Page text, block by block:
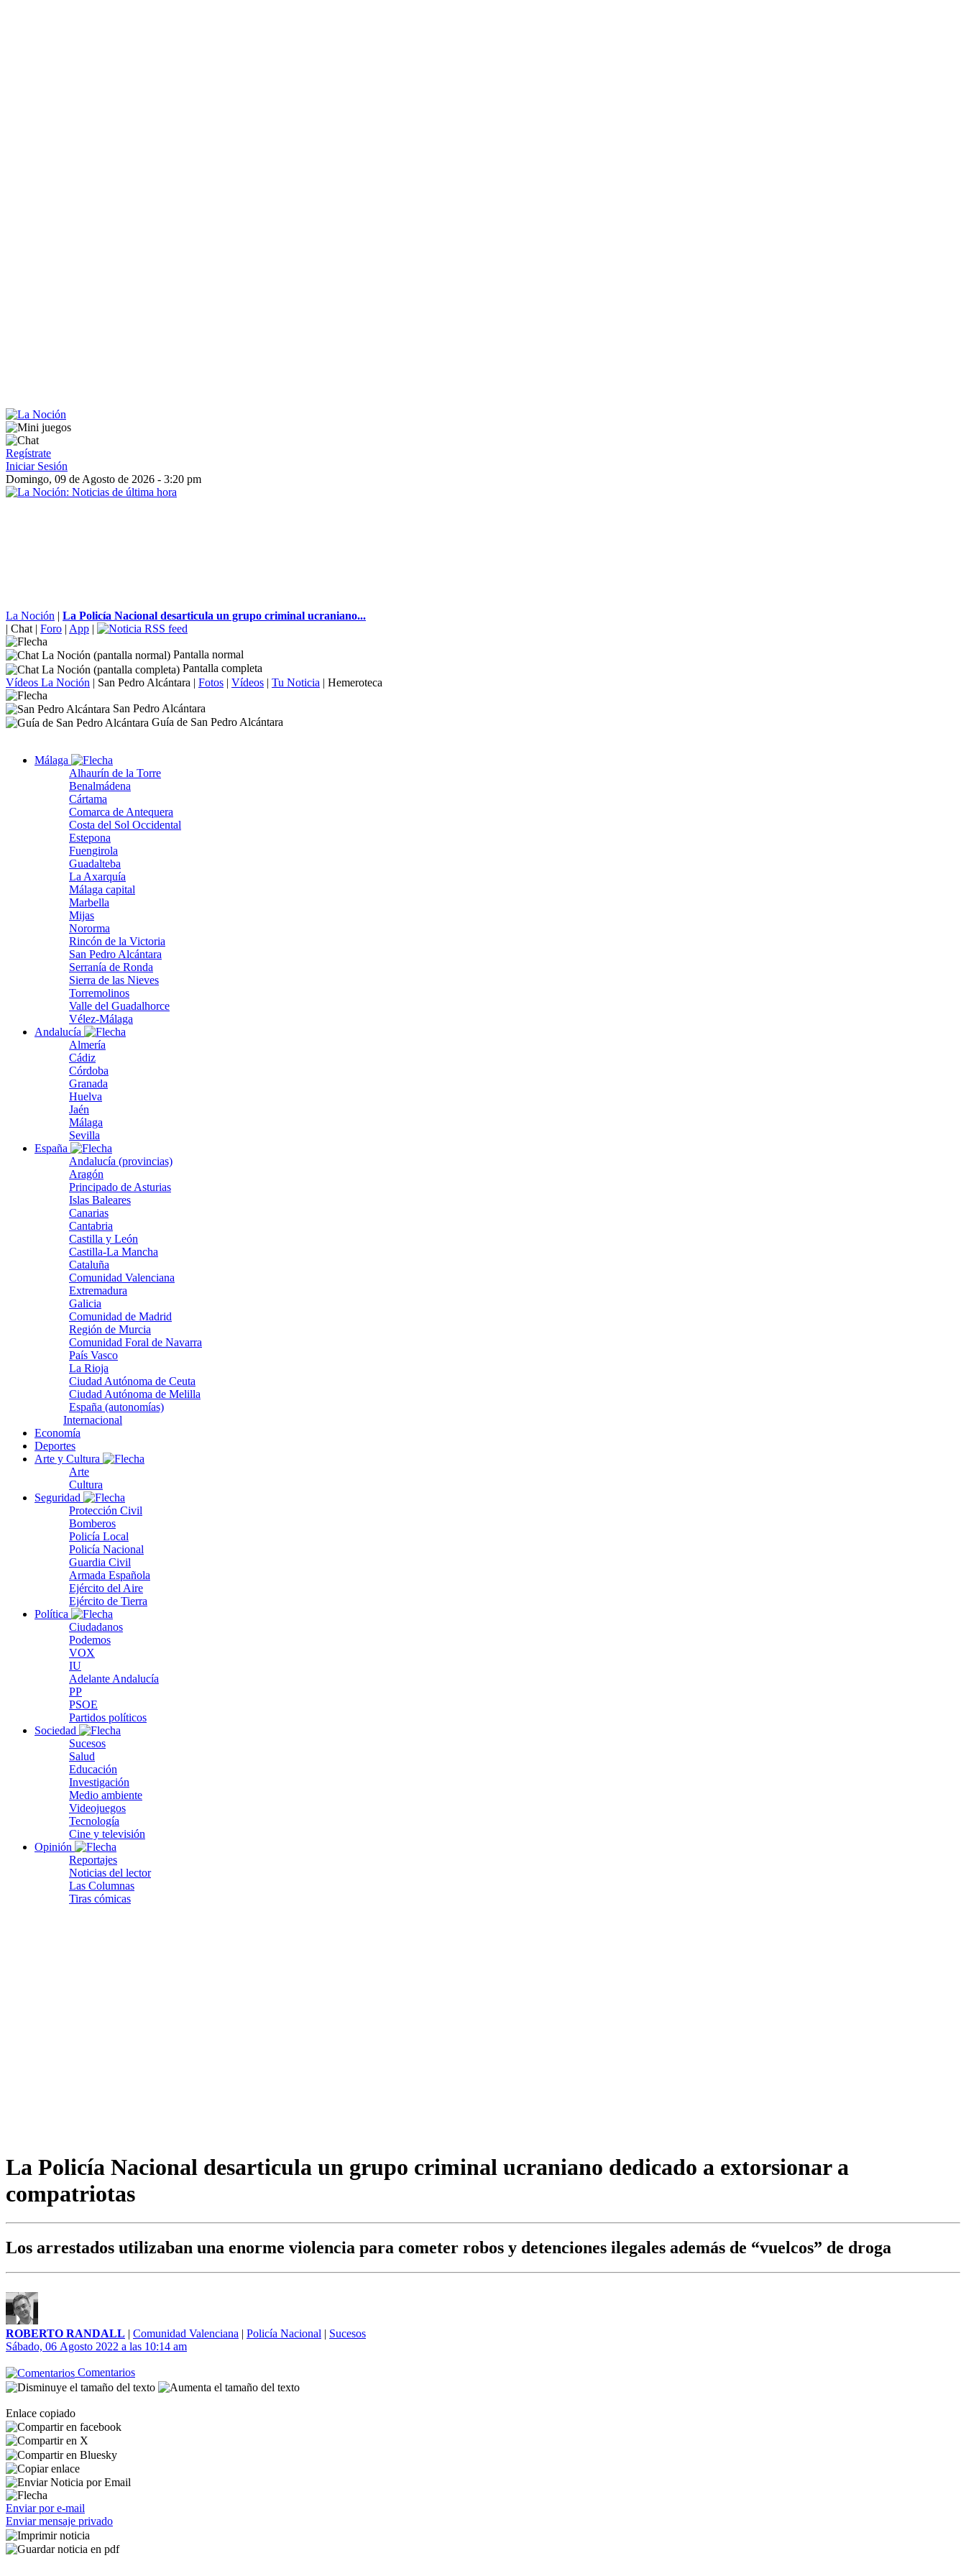
Regístrate
Iniciar Sesión
Domingo, 09 de Agosto de 2026 - 3:20 pm
La Noción | La Policía Nacional desarticula un grupo criminal ucraniano...
| Chat | Foro | App |
Pantalla normal
Pantalla completa
Vídeos La Noción | San Pedro Alcántara | Fotos | Vídeos | Tu Noticia | Hemeroteca
San Pedro Alcántara
Guía de San Pedro Alcántara
Málaga
Alhaurín de la Torre
Benalmádena
Cártama
Comarca de Antequera
Costa del Sol Occidental
Estepona
Fuengirola
Guadalteba
La Axarquía
Málaga capital
Marbella
Mijas
Nororma
Rincón de la Victoria
San Pedro Alcántara
Serranía de Ronda
Sierra de las Nieves
Torremolinos
Valle del Guadalhorce
Vélez-Málaga
Andalucía
Almería
Cádiz
Córdoba
Granada
Huelva
Jaén
Málaga
Sevilla
España
Andalucía (provincias)
Aragón
Principado de Asturias
Islas Baleares
Canarias
Cantabria
Castilla y León
Castilla-La Mancha
Cataluña
Comunidad Valenciana
Extremadura
Galicia
Comunidad de Madrid
Región de Murcia
Comunidad Foral de Navarra
País Vasco
La Rioja
Ciudad Autónoma de Ceuta
Ciudad Autónoma de Melilla
España (autonomías)
Internacional
Economía
Deportes
Arte y Cultura
Arte
Cultura
Seguridad
Protección Civil
Bomberos
Policía Local
Policía Nacional
Guardia Civil
Armada Española
Ejército del Aire
Ejército de Tierra
Política
Ciudadanos
Podemos
VOX
IU
Adelante Andalucía
PP
PSOE
Partidos políticos
Sociedad
Sucesos
Salud
Educación
Investigación
Medio ambiente
Videojuegos
Tecnología
Cine y televisión
Opinión
Reportajes
Noticias del lector
Las Columnas
Tiras cómicas
La Policía Nacional desarticula un grupo criminal ucraniano dedicado a extorsionar a
compatriotas
Los arrestados utilizaban una enorme violencia para cometer robos y detenciones ilegales además de “vuelcos” de droga
ROBERTO RANDALL | Comunidad Valenciana | Policía Nacional | Sucesos
Sábado, 06 Agosto 2022 a las 10:14 am
Comentarios
Enlace copiado
Enviar por e-mail
Enviar mensaje privado